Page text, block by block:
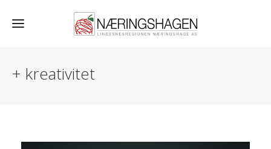
+ kreativitet